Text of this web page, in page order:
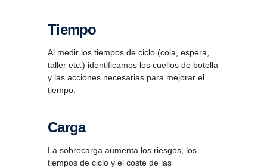
Tiempo
Al medir los tiempos de ciclo (cola, espera,
taller etc.) identificamos los cuellos de botella
y las acciones necesarias para mejorar el
tiempo.
Carga
La sobrecarga aumenta los riesgos, los
tiempos de ciclo y el coste de las